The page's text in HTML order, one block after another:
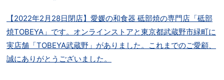
【2022年2月28日閉店】愛媛の和食器 砥部焼の専門店「砥部
焼TOBEYA」です。オンラインストアと東京都武蔵野市緑町に
実店舗「TOBEYA武蔵野」がありました。これまでのご愛顧、
誠にありがとうございました。